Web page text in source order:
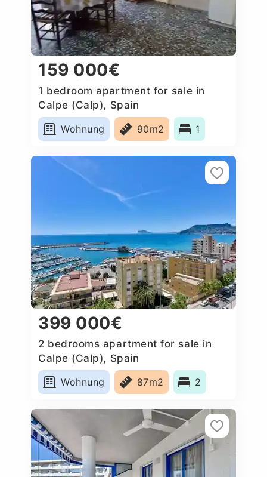
159 000€
1 bedroom apartment for sale in
Calpe (Calp), Spain
Wohnung
90m2 1
399 000€
2 bedrooms apartment for sale in
Calpe (Calp), Spain
Wohnung
87m2 2